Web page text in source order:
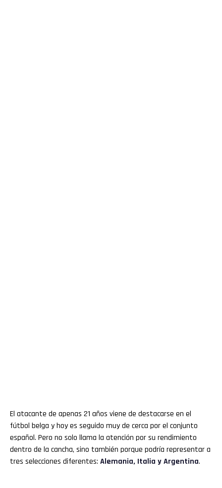
El atacante de apenas 21 años viene de destacarse en el
fútbol belga y hoy es seguido muy de cerca por el conjunto
español. Pero no solo llama la atención por su rendimiento
dentro de la cancha, sino también porque podría representar a
tres selecciones diferentes: Alemania, Italia y Argentina.